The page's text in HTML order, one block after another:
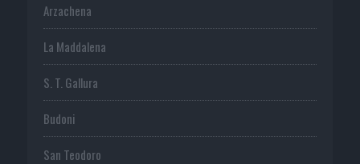
Arzachena
La Maddalena
S. T. Gallura
Budoni
San Teodoro